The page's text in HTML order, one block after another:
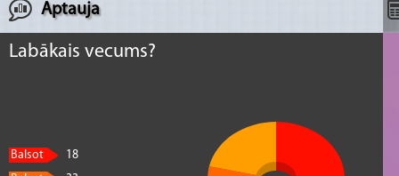
Aptauja
Labākais vecums?
Balsot
18